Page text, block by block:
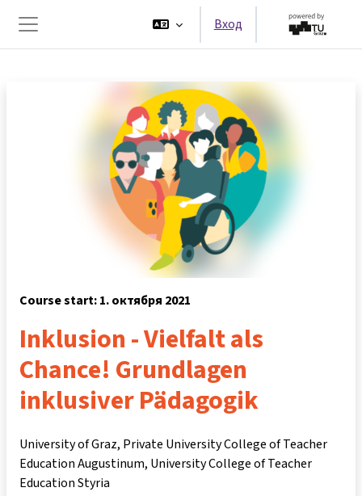
Перейти к основному содержанию
Боковая панель
Вход
Course start: 1. октября 2021
Inklusion - Vielfalt als
Chance! Grundlagen
inklusiver Pädagogik
University of Graz, Private University College of Teacher
Education Augustinum, University College of Teacher
Education Styria